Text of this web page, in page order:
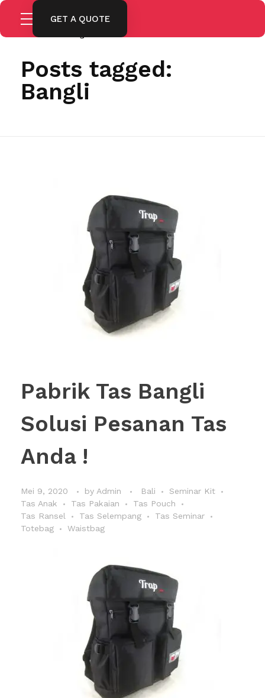
GET A QUOTE
Home
Posts tagged:
Bangli
Pabrik Tas Bangli
Solusi Pesanan Tas
Anda !
Mei 9, 2020 by Admin Bali
Seminar Kit
Tas Anak
Tas Pakaian
Tas Pouch
Tas Ransel
Tas Selempang
Tas Seminar
Totebag
Waistbag